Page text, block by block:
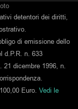
detentori dei diritti,
di emissione dello
d.P.R. n. 633
21 dicembre 1996, n.
Euro. Vedi le